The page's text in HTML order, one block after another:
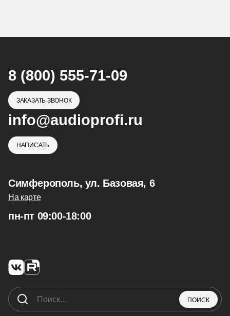
8 (800) 555-71-09
ЗАКАЗАТЬ ЗВОНОК
info@audioprofi.ru
НАПИСАТЬ
Симферополь, ул. Базовая, 6
На карте
пн-пт 09:00-18:00
ПОИСК